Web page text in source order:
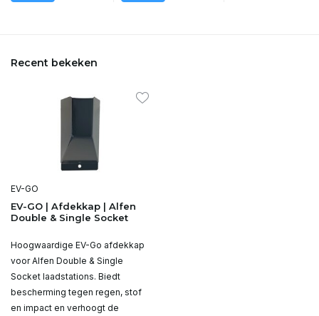
Recent bekeken
EV-GO
EV-GO | Afdekkap | Alfen
Double & Single Socket
Hoogwaardige EV-Go afdekkap
voor Alfen Double & Single
Socket laadstations. Biedt
bescherming tegen regen, stof
en impact en verhoogt de